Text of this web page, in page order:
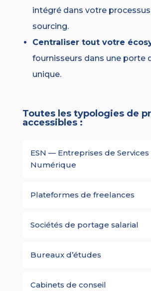
intégré dans votre
sourcing.
Centraliser tout votre
fournisseurs dans une porte
unique.
Toutes les typologies de
accessibles :
ESN — Entreprises de
Numérique
Plateformes de freelances
Sociétés de portage salarial
Bureaux d’études
Cabinets de conseil